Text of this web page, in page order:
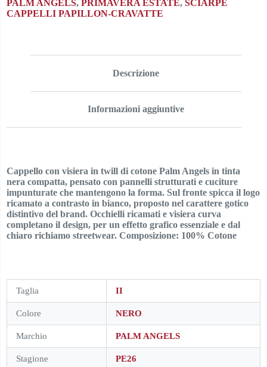
PALM ANGELS, PRIMAVERA ESTATE, SCIARPE
CAPPELLI PAPILLON-CRAVATTE
Descrizione
Informazioni aggiuntive
Cappello con visiera in twill di cotone Palm Angels in tinta
nera compatta, pensato con pannelli strutturati e cuciture
impunturate che mantengono la forma. Sul fronte spicca il logo
ricamato a contrasto in bianco, proposto nel carattere gotico
distintivo del brand. Occhielli ricamati e visiera curva
completano il design, per un effetto grafico essenziale e dal
chiaro richiamo streetwear. Composizione: 100% Cotone
Taglia II
Colore NERO
Marchio PALM ANGELS
Stagione PE26